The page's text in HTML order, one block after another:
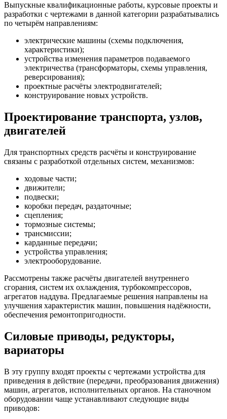
Выпускные квалификационные работы, курсовые проекты и
разработки с чертежами в данной категории разрабатывались
по четырём направлениям:
электрические машины (схемы подключения,
характеристики);
устройства изменения параметров подаваемого
электричества (трансформаторы, схемы управления,
реверсирования);
проектные расчёты электродвигателей;
конструирование новых устройств.
Проектирование транспорта, узлов,
двигателей
Для транспортных средств расчёты и конструирование
связаны с разработкой отдельных систем, механизмов:
ходовые части;
движители;
подвески;
коробки передач, раздаточные;
сцепления;
тормозные системы;
трансмиссии;
карданные передачи;
устройства управления;
электрооборудование.
Рассмотрены также расчёты двигателей внутреннего
сгорания, систем их охлаждения, турбокомпрессоров,
агрегатов наддува. Предлагаемые решения направлены на
улучшения характеристик машин, повышения надёжности,
обеспечения ремонтопригодности.
Силовые приводы, редукторы,
вариаторы
В эту группу входят проекты с чертежами устройства для
приведения в действие (передачи, преобразования движения)
машин, агрегатов, исполнительных органов. На станочном
оборудовании чаще устанавливают следующие виды
приводов: